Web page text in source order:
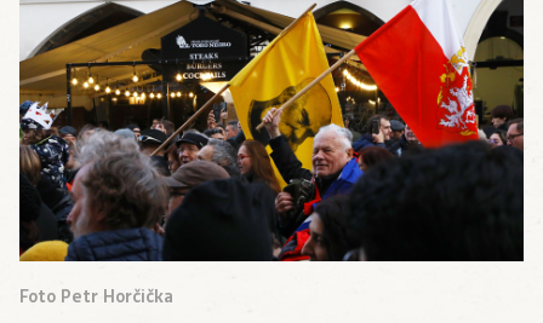
Foto Petr Horčička